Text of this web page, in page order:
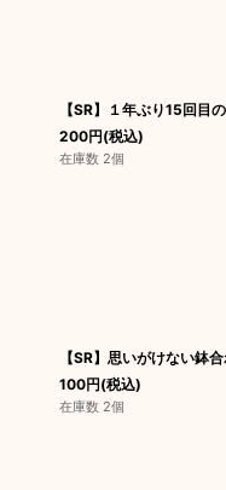
【SR】１年ぶり15回
200円(税込)
在庫数 2個
【SR】思いがけない
100円(税込)
在庫数 2個